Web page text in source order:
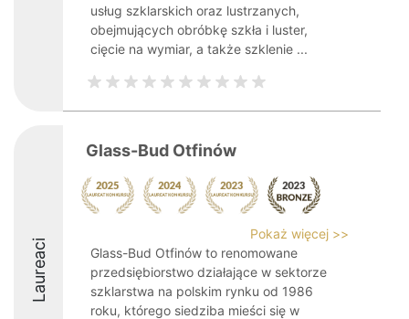
usług szklarskich oraz lustrzanych,
obejmujących obróbkę szkła i luster,
cięcie na wymiar, a także szklenie ...
Laureaci
Glass-Bud Otfinów
Pokaż więcej >>
Glass-Bud Otfinów to renomowane
przedsiębiorstwo działające w sektorze
szklarstwa na polskim rynku od 1986
roku, którego siedziba mieści się w